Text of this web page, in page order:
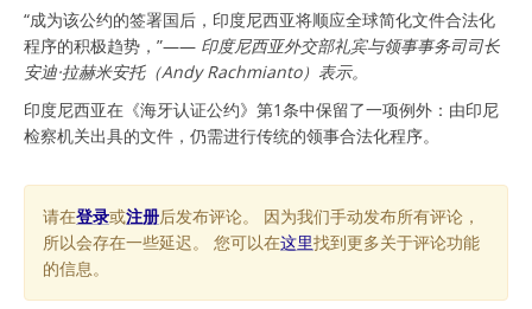
“成为该公约的签署国后，印度尼西亚将顺应全球简化文件合法化
程序的积极趋势，”—— 印度尼西亚外交部礼宾与领事事务司司长
安迪·拉赫米安托（Andy Rachmianto）表示。
印度尼西亚在《海牙认证公约》第1条中保留了一项例外：由印尼
检察机关出具的文件，仍需进行传统的领事合法化程序。
请在登录或注册后发布评论。 因为我们手动发布所有评论，
所以会存在一些延迟。 您可以在这里找到更多关于评论功能
的信息。